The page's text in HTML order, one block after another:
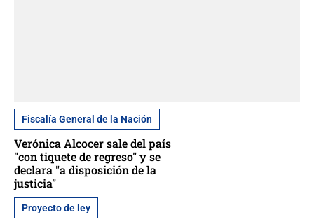
Fiscalía General de la Nación
Verónica Alcocer sale del país
"con tiquete de regreso" y se
declara "a disposición de la
justicia"
Proyecto de ley